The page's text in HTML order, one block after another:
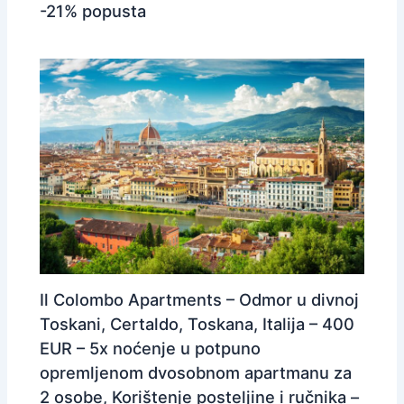
-21% popusta
Il Colombo Apartments – Odmor u divnoj
Toskani, Certaldo, Toskana, Italija – 400
EUR – 5x noćenje u potpuno
opremljenom dvosobnom apartmanu za
2 osobe, Korištenje posteljine i ručnika –